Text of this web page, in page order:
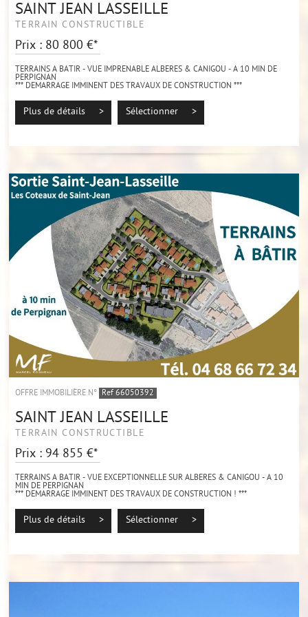
SAINT JEAN LASSEILLE
TERRAIN CONSTRUCTIBLE
Prix : 80 800 €*
TERRAINS A BATIR - VUE IMPRENABLE ALBERES & CANIGOU - A 10 MIN DE
PERPIGNAN
*** DEMARRAGE IMMINENT DES TRAVAUX DE CONSTRUCTION ***
À vendre sur la charmante commune de Saint-Jean-Lasseille, terrains à bâtir
offrant une...
Plus de détails > Sélectionner >
OFFRE IMMOBILIÈRE N° Ref 66050392
SAINT JEAN LASSEILLE
TERRAIN CONSTRUCTIBLE
Prix : 94 855 €*
TERRAINS A BATIR - VUE EXCEPTIONNELLE SUR ALBERES & CANIGOU - A 10
MIN DE PERPIGNAN
*** DEMARRAGE IMMINENT DES TRAVAUX DE CONSTRUCTION ! ***
À vendre sur la charmante commune de Saint-Jean-Lasseille, terrains à bâtir
offrant une...
Plus de détails > Sélectionner >